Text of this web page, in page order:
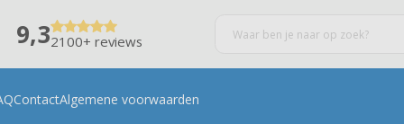
9,32100+ reviews
ContactAlgemene voorwaarden